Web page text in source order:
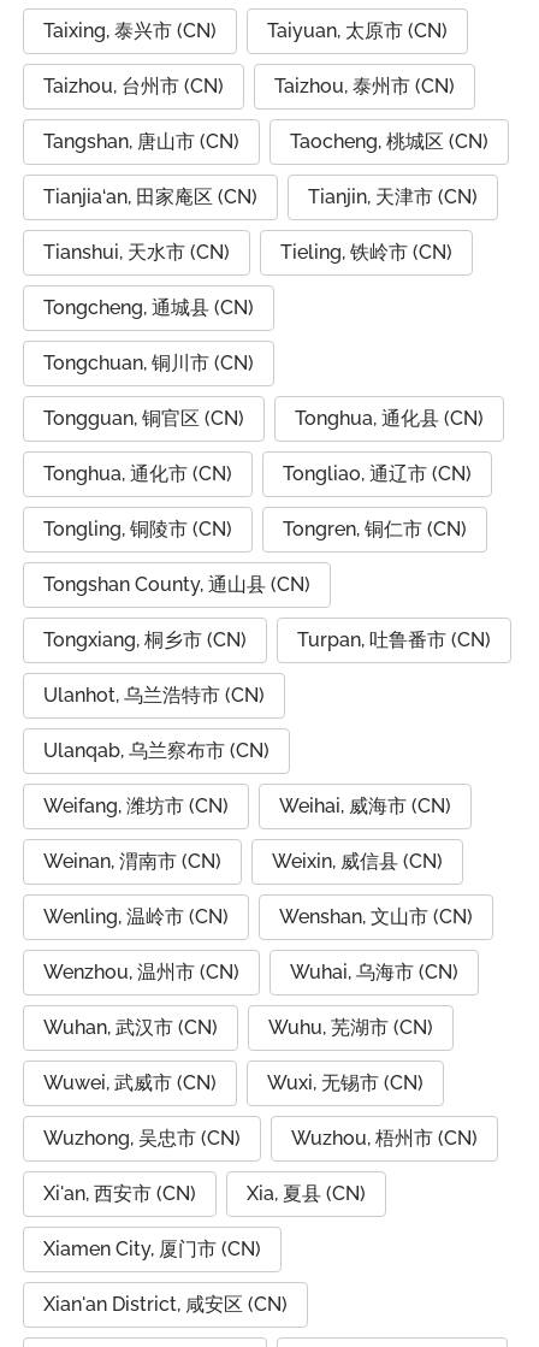
Taixing, 泰兴市 (CN) Taiyuan, 太原市 (CN)
Taizhou, 台州市 (CN) Taizhou, 泰州市 (CN)
Tangshan, 唐山市 (CN) Taocheng, 桃城区 (CN)
Tianjia‘an, 田家庵区 (CN) Tianjin, 天津市 (CN)
Tianshui, 天水市 (CN) Tieling, 铁岭市 (CN)
Tongcheng, 通城县 (CN)
Tongchuan, 铜川市 (CN)
Tongguan, 铜官区 (CN) Tonghua, 通化县 (CN)
Tonghua, 通化市 (CN) Tongliao, 通辽市 (CN)
Tongling, 铜陵市 (CN) Tongren, 铜仁市 (CN)
Tongshan County, 通山县 (CN)
Tongxiang, 桐乡市 (CN) Turpan, 吐鲁番市 (CN)
Ulanhot, 乌兰浩特市 (CN)
Ulanqab, 乌兰察布市 (CN)
Weifang, 潍坊市 (CN) Weihai, 威海市 (CN)
Weinan, 渭南市 (CN) Weixin, 威信县 (CN)
Wenling, 温岭市 (CN) Wenshan, 文山市 (CN)
Wenzhou, 温州市 (CN) Wuhai, 乌海市 (CN)
Wuhan, 武汉市 (CN) Wuhu, 芜湖市 (CN)
Wuwei, 武威市 (CN) Wuxi, 无锡市 (CN)
Wuzhong, 吴忠市 (CN) Wuzhou, 梧州市 (CN)
Xi'an, 西安市 (CN) Xia, 夏县 (CN)
Xiamen City, 厦门市 (CN)
Xian'an District, 咸安区 (CN)